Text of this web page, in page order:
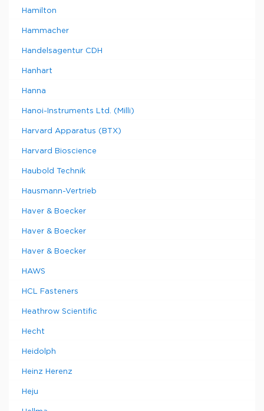
Hamilton
Hammacher
Handelsagentur CDH
Hanhart
Hanna
Hanoi-Instruments Ltd. (Milli)
Harvard Apparatus (BTX)
Harvard Bioscience
Haubold Technik
Hausmann-Vertrieb
Haver & Boecker
Haver & Boecker
Haver & Boecker
HAWS
HCL Fasteners
Heathrow Scientific
Hecht
Heidolph
Heinz Herenz
Heju